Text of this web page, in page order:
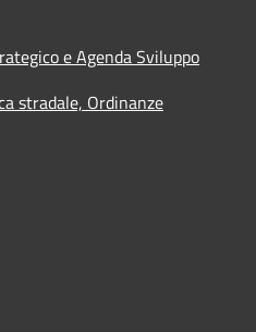
e Agenda Sviluppo
stradale, Ordinanze